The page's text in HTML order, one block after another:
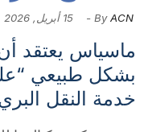
iBy ACN
- 15 أبريل, 2026
بشكل طبيعي
خدمة النقل